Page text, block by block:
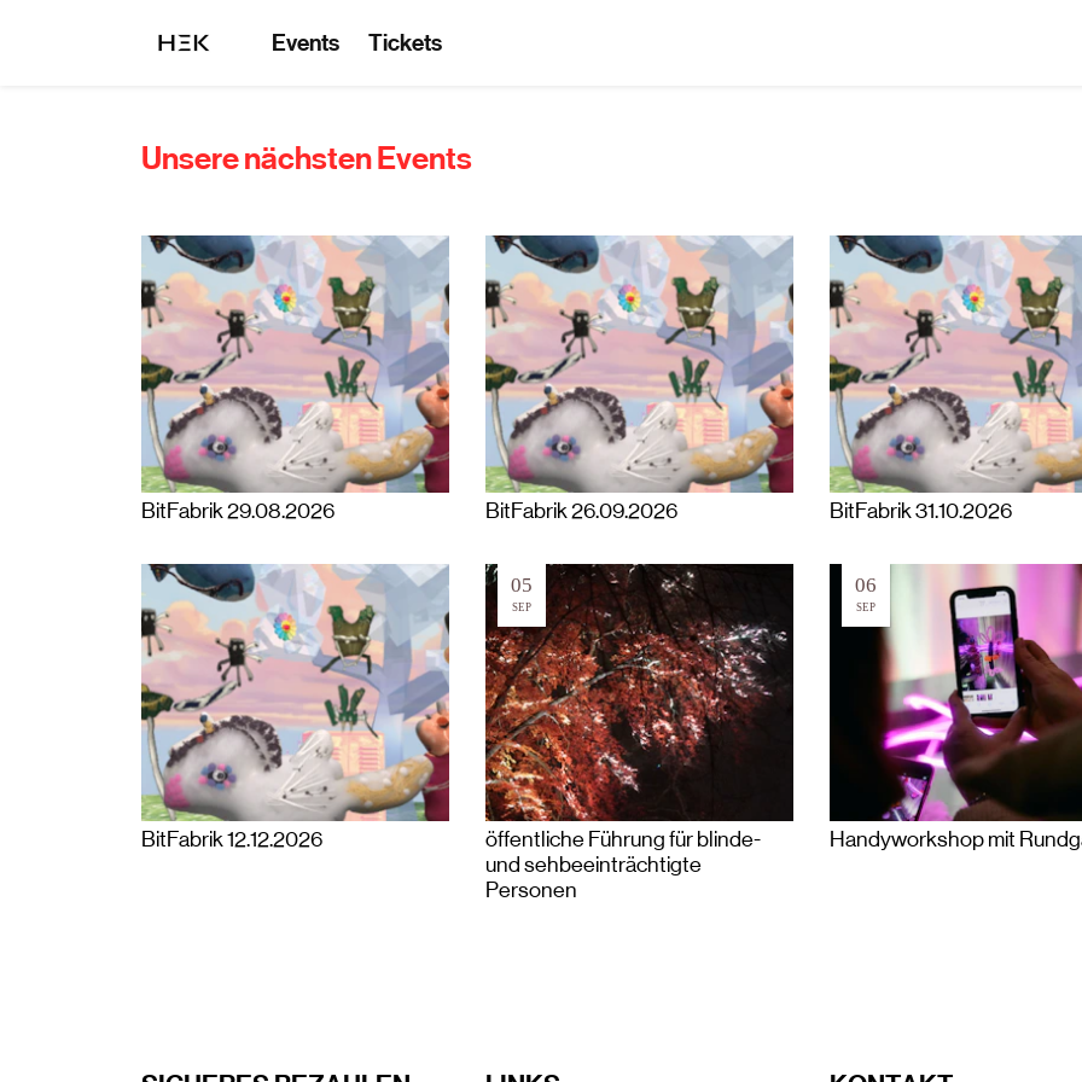
Events Tickets
Unsere nächsten Events
BitFabrik 29.08.2026 BitFabrik 26.09.2026 BitFabrik 31.10.2026
BitFabrik 12.12.2026
05
SEP
öffentliche Führung für blinde-
und sehbeeinträchtigte
Personen
06
SEP
Handyworkshop mit